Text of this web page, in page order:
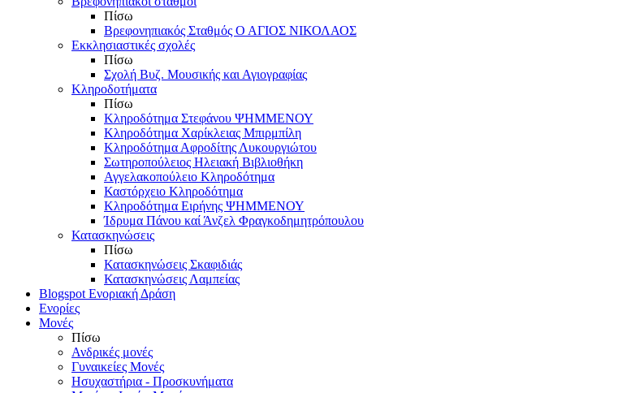
Πίσω
Βρεφονηπιακός Σταθμός Ο ΑΓΙΟΣ ΝΙΚΟΛΑΟΣ
Εκκλησιαστικές σχολές
Πίσω
Σχολή Βυζ. Μουσικής και Αγιογραφίας
Κληροδοτήματα
Πίσω
Κληροδότημα Στεφάνου ΨΗΜΜΕΝΟΥ
Κληροδότημα Χαρίκλειας Μπιρμπίλη
Κληροδότημα Αφροδίτης Λυκουργιώτου
Σωτηροπούλειος Ηλειακή Βιβλιοθήκη
Αγγελακοπούλειο Κληροδότημα
Καστόρχειο Κληροδότημα
Κληροδότημα Ειρήνης ΨΗΜΜΕΝΟΥ
Ίδρυμα Πάνου καί Άνζελ Φραγκοδημητρόπουλου
Κατασκηνώσεις
Πίσω
Κατασκηνώσεις Σκαφιδιάς
Κατασκηνώσεις Λαμπείας
Blogspot Ενοριακή Δράση
Ενορίες
Μονές
Πίσω
Ανδρικές μονές
Γυναικείες Μονές
Ησυχαστήρια - Προσκυνήματα